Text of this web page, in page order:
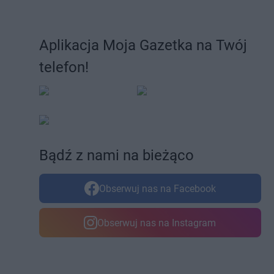
Aplikacja Moja Gazetka na Twój
telefon!
Bądź z nami na bieżąco
Obserwuj nas na Facebook
Obserwuj nas na Instagram